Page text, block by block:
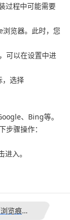
过程中可能需要
览器。此时，您
可以在设置中进
，选择
、Bing等。
骤操作：
入。
谷歌浏览器隐私浏览模式下浏览痕迹清除操作全指南